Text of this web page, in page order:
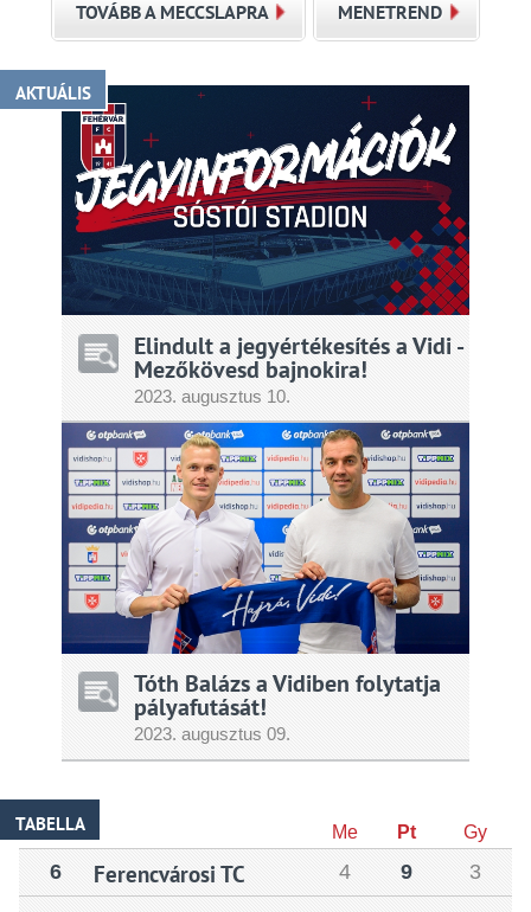
TOVÁBB A MECCSLAPRA MENETREND
AKTUÁLIS
Elindult a jegyértékesítés a Vidi -
Mezőkövesd bajnokira!
2023.augusztus 10.
Tóth Balázs a Vidiben folytatja
pályafutását!
2023.augusztus 09.
TABELLA Me Pt Gy
6 Ferencvárosi TC 4 9
3